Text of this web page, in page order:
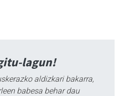
lagun!
aldizkari bakarra,
babesa behar dau